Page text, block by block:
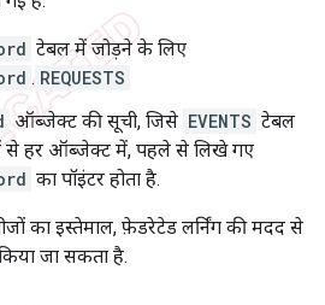
टेबल में जोड़ने के लिए
. REQUESTS
ऑब्जेक्ट की सूची, जिसे EVENTS टेबल
से हर ऑब्जेक्ट में, पहले से लिखे गए
का पॉइंटर होता है.
का इस्तेमाल, फ़ेडरेटेड लर्निंग की मदद से
जा सकता है.